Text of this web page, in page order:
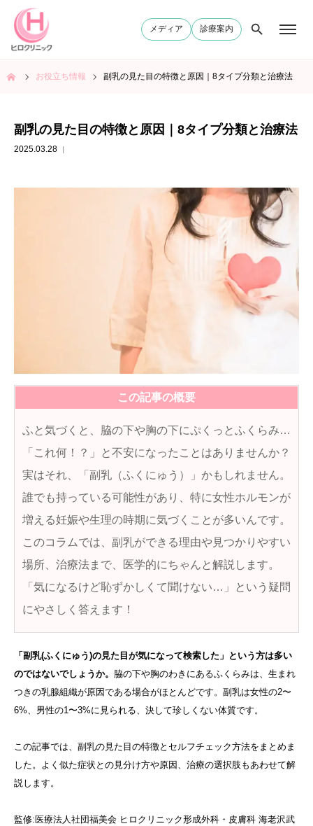
メディア 診療案内
お役立ち情報 副乳の見た目の特徴と原因｜8タイプ分類と治療法
副乳の見た目の特徴と原因｜8タイプ分類と治療法
2025.03.28
この記事の概要
ふと気づくと、脇の下や胸の下にぷくっとふくらみ…
「これ何！？」と不安になったことはありませんか？
実はそれ、「副乳（ふくにゅう）」かもしれません。
誰でも持っている可能性があり、特に女性ホルモンが
増える妊娠や生理の時期に気づくことが多いんです。
このコラムでは、副乳ができる理由や見つかりやすい
場所、治療法まで、医学的にちゃんと解説します。
「気になるけど恥ずかしくて聞けない…」という疑問
にやさしく答えます！
「副乳(ふくにゅう)の見た目が気になって検索した」という方は多い
のではないでしょうか。
脇の下や胸のわきにあるふくらみは、生まれ
つきの乳腺組織が原因である場合がほとんどです。副乳は女性の2〜
6%、男性の1〜3%に見られる、決して珍しくない体質です。
この記事では、副乳の見た目の特徴とセルフチェック方法をまとめま
した。よく似た症状との見分け方や原因、治療の選択肢もあわせて解
説します。
監修:医療法人社団福美会 ヒロクリニック形成外科・皮膚科 海老沢武